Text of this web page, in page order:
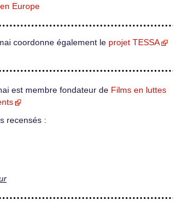
Europe
coordonne également le projet TESSA
est membre fondateur de Films en luttes
recensés :